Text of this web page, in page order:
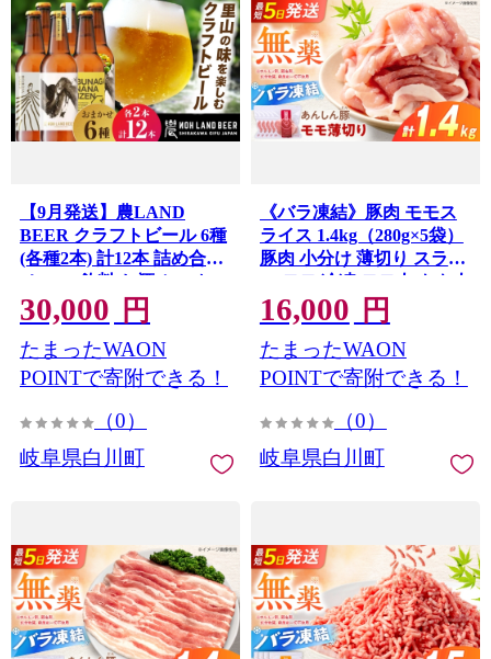
【9月発送】農LAND
BEER クラフトビール 6種
(各種2本) 計12本 詰め合わ
せBOX 飲料 お酒 セット
白川町 / Sunpo [AWBC009-
9] 飲み比べセット 酒 アル
コール ビール セット 詰め
合わせ クラフトビール ビ
クラフトビール ビール ア
ト セット クラフトビール
30,000 円
たまったWAON
POINTで寄附できる！
（0）
岐阜県白川町
《バラ凍結》豚肉 モモス
ライス 1.4kg（280g×5袋）
豚肉 小分け 薄切り スライ
ス モモ 冷凍 モモ肉 もも肉
豚モモ肉 豚もも肉 ぶた肉
モモ肉薄切り 豚モモ肉薄
切り 豚肉切り落とし 切り
落とし 焼肉 炒め物 肉巻き
鍋物 豚汁 大容量 グルメ お
ーム [AWAF040]
16,000 円
たまったWAON
POINTで寄附できる！
（0）
岐阜県白川町